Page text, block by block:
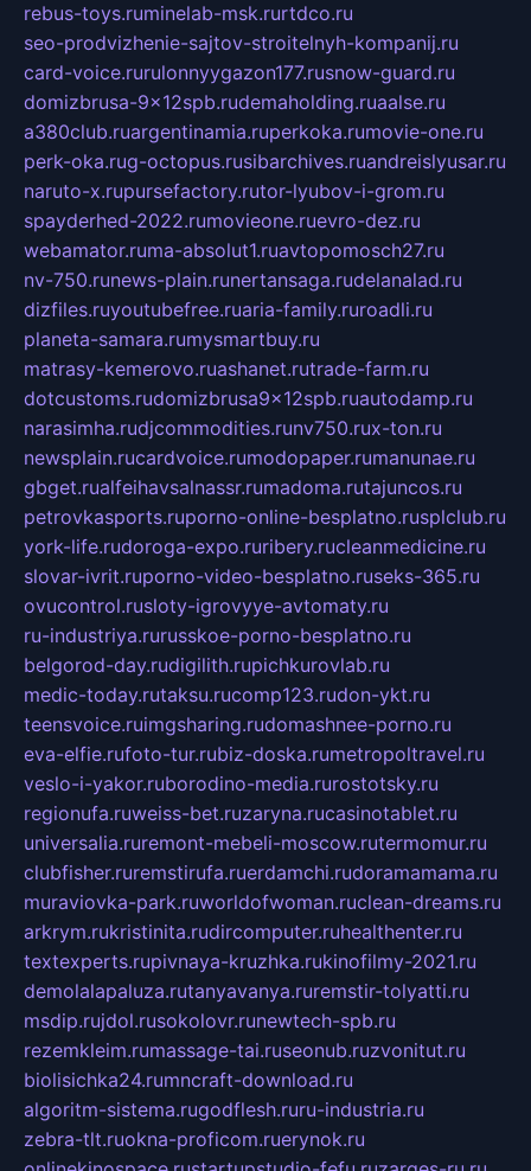
rebus-toys.ruminelab-msk.rurtdco.ru
seo-prodvizhenie-sajtov-stroitelnyh-kompanij.ru
card-voice.rurulonnyygazon177.rusnow-guard.ru
domizbrusa-9x12spb.rudemaholding.ruaalse.ru
a380club.ruargentinamia.ruperkoka.rumovie-one.ru
perk-oka.rug-octopus.rusibarchives.ruandreislyusar.ru
naruto-x.rupursefactory.rutor-lyubov-i-grom.ru
spayderhed-2022.rumovieone.ruevro-dez.ru
webamator.ruma-absolut1.ruavtopomosch27.ru
nv-750.runews-plain.runertansaga.rudelanalad.ru
dizfiles.ruyoutubefree.ruaria-family.ruroadli.ru
planeta-samara.rumysmartbuy.ru
matrasy-kemerovo.ruashanet.rutrade-farm.ru
dotcustoms.rudomizbrusa9x12spb.ruautodamp.ru
narasimha.rudjcommodities.runv750.rux-ton.ru
newsplain.rucardvoice.rumodopaper.rumanunae.ru
gbget.rualfeihavsalnassr.rumadoma.rutajuncos.ru
petrovkasports.ruporno-online-besplatno.rusplclub.ru
york-life.rudoroga-expo.ruribery.rucleanmedicine.ru
slovar-ivrit.ruporno-video-besplatno.ruseks-365.ru
ovucontrol.rusloty-igrovyye-avtomaty.ru
ru-industriya.rurusskoe-porno-besplatno.ru
belgorod-day.rudigilith.rupichkurovlab.ru
medic-today.rutaksu.rucomp123.rudon-ykt.ru
teensvoice.ruimgsharing.rudomashnee-porno.ru
eva-elfie.rufoto-tur.rubiz-doska.rumetropoltravel.ru
veslo-i-yakor.ruborodino-media.rurostotsky.ru
regionufa.ruweiss-bet.ruzaryna.rucasinotablet.ru
universalia.ruremont-mebeli-moscow.rutermomur.ru
clubfisher.ruremstirufa.ruerdamchi.rudoramamama.ru
muraviovka-park.ruworldofwoman.ruclean-dreams.ru
arkrym.rukristinita.rudircomputer.ruhealthenter.ru
textexperts.rupivnaya-kruzhka.rukinofilmy-2021.ru
demolalapaluza.rutanyavanya.ruremstir-tolyatti.ru
msdip.rujdol.rusokolovr.runewtech-spb.ru
rezemkleim.rumassage-tai.ruseonub.ruzvonitut.ru
biolisichka24.rumncraft-download.ru
algoritm-sistema.rugodflesh.ruru-industria.ru
zebra-tlt.ruokna-proficom.ruerynok.ru